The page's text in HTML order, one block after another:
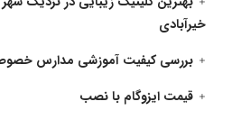
خیرآبادی
بررسی کیفیت آموزشی مدارس
قیمت ایزوگام با نصب